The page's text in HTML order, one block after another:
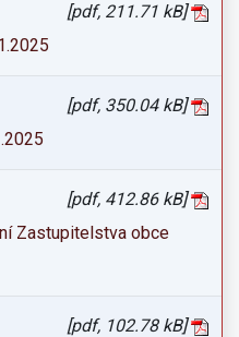
[pdf, 211.71 kB]
[pdf, 350.04 kB]
[pdf, 412.86 kB]
Zastupitelstva obce
[pdf, 102.78 kB]